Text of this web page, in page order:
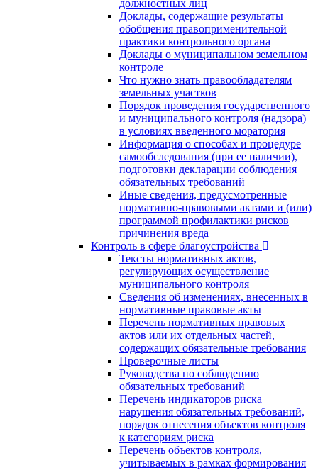
должностных лиц
Доклады, содержащие результаты
обобщения правоприменительной
практики контрольного органа
Доклады о муниципальном земельном
контроле
Что нужно знать правообладателям
земельных участков
Порядок проведения государственного
и муниципального контроля (надзора)
в условиях введенного моратория
Информация о способах и процедуре
самообследования (при ее наличии),
подготовки декларации соблюдения
обязательных требований
Иные сведения, предусмотренные
нормативно-правовыми актами и (или)
программой профилактики рисков
причинения вреда
Контроль в сфере благоустройства
Тексты нормативных актов,
регулирующих осуществление
муниципального контроля
Сведения об изменениях, внесенных в
нормативные правовые акты
Перечень нормативных правовых
актов или их отдельных частей,
содержащих обязательные требования
Проверочные листы
Руководства по соблюдению
обязательных требований
Перечень индикаторов риска
нарушения обязательных требований,
порядок отнесения объектов контроля
к категориям риска
Перечень объектов контроля,
учитываемых в рамках формирования